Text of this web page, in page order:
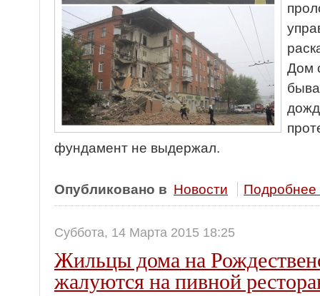
Дом
фундамент не выдержал.
Опубликовано в Новости Подробнее
Суббота, 14 Марта 2015 18:25
Жильцы дома на
жалуются на пивной